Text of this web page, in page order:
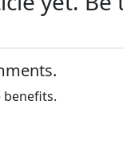
benefits.